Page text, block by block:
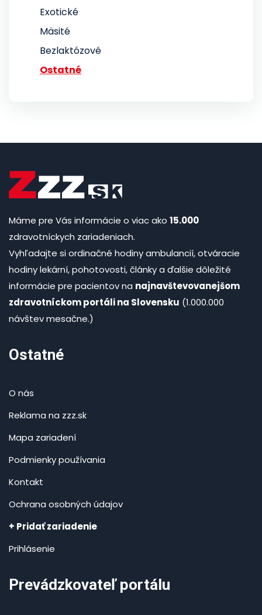
Exotické
Mäsité
Bezlaktózové
Ostatné
Máme pre Vás informácie o viac ako 15.000
zdravotníckych zariadeniach.
Vyhľadajte si ordinačné hodiny ambulancií, otváracie
hodiny lekární, pohotovosti, články a ďalšie dôležité
informácie pre pacientov na najnavštevovanejšom
zdravotníckom portáli na Slovensku (1.000.000
návštev mesačne.)
Ostatné
O nás
Reklama na zzz.sk
Mapa zariadení
Podmienky používania
Kontakt
Ochrana osobných údajov
+ Pridať zariadenie
Prihlásenie
Prevádzkovateľ portálu